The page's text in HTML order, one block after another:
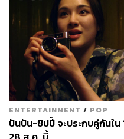
เพื่อนผมมีมรดกเป็นโฮมสเต
ด้วยเรื่องราวของสามเพื่อน
ราชภัทร วรสาร) อดีตเจ้าขอ
ENTERTAINMENT / POP
ปันปัน-ชิปปี้ จะประกบคู่กันใ